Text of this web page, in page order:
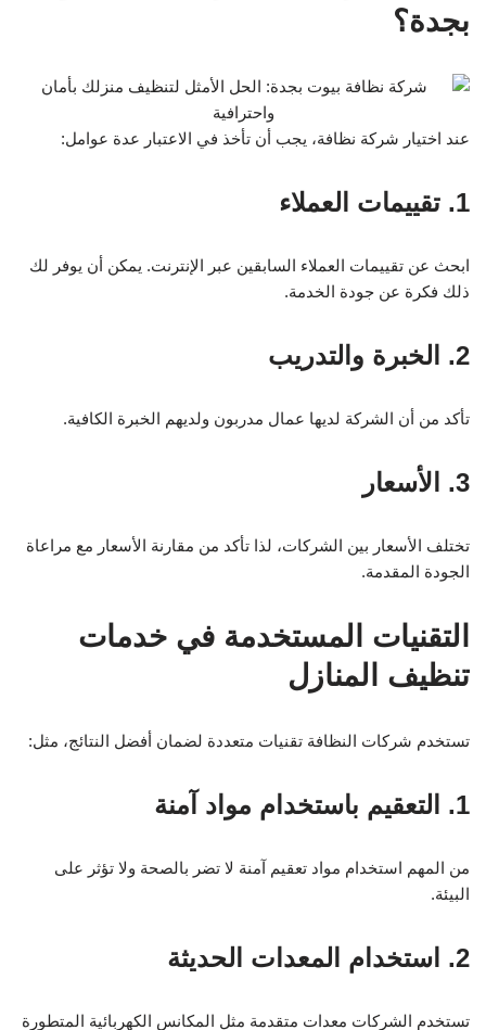
بجدة؟
عند اختيار شركة نظافة، يجب أن تأخذ في الاعتبار عدة عوامل:
1. تقييمات العملاء
ابحث عن تقييمات العملاء السابقين عبر الإنترنت. يمكن أن يوفر لك
ذلك فكرة عن جودة الخدمة.
2. الخبرة والتدريب
تأكد من أن الشركة لديها عمال مدربون ولديهم الخبرة الكافية.
3. الأسعار
تختلف الأسعار بين الشركات، لذا تأكد من مقارنة الأسعار مع مراعاة
الجودة المقدمة.
التقنيات المستخدمة في خدمات
تنظيف المنازل
تستخدم شركات النظافة تقنيات متعددة لضمان أفضل النتائج، مثل:
1. التعقيم باستخدام مواد آمنة
من المهم استخدام مواد تعقيم آمنة لا تضر بالصحة ولا تؤثر على
البيئة.
2. استخدام المعدات الحديثة
تستخدم الشركات معدات متقدمة مثل المكانس الكهربائية المتطورة